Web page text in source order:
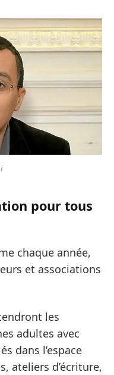
pour tous
chaque année,
et associations
les
adultes avec
dans l’espace
ateliers d’écriture,